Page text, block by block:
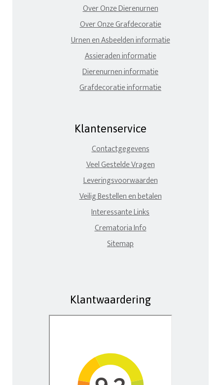
Over Onze Dierenurnen
Over Onze Grafdecoratie
Urnen en Asbeelden informatie
Assieraden informatie
Dierenurnen informatie
Grafdecoratie informatie
Klantenservice
Contactgegevens
Veel Gestelde Vragen
Leveringsvoorwaarden
Veilig Bestellen en betalen
Interessante Links
Crematoria Info
Sitemap
Klantwaardering